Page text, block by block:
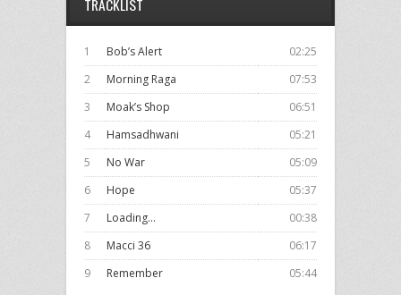
1 Bob’s Alert
02:25
2
Morning Raga
07:53
3
Moak’s Shop
06:51
4
Hamsadhwani
05:21
5
No War
05:09
6
Hope
05:37
7
Loading...
00:38
8
Macci 36
06:17
9
Remember 05:44